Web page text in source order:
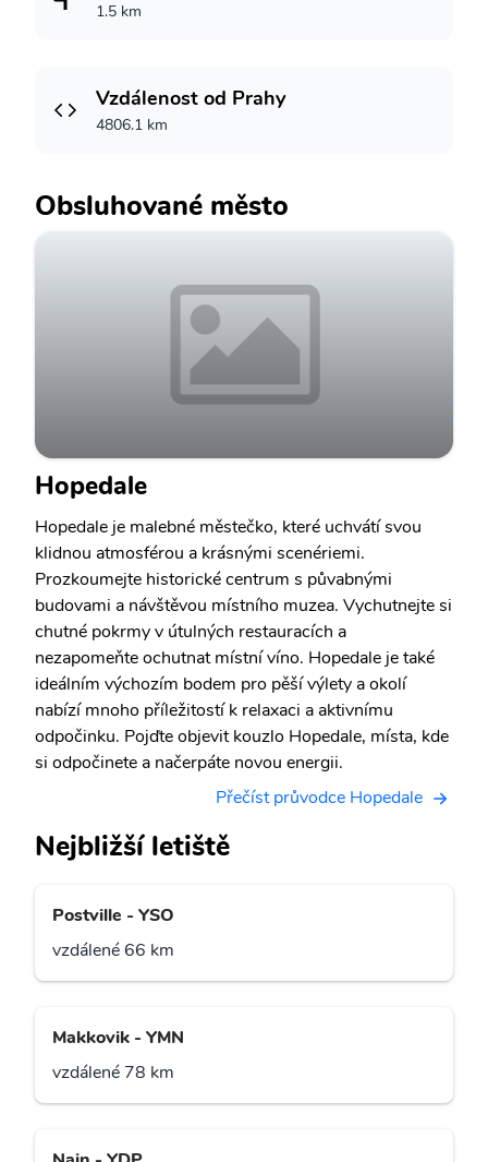
1.5 km
Vzdálenost od Prahy
4806.1 km
Obsluhované město
Hopedale
Hopedale je malebné městečko, které uchvátí svou
klidnou atmosférou a krásnými scenériemi.
Prozkoumejte historické centrum s půvabnými
budovami a návštěvou místního muzea. Vychutnejte si
chutné pokrmy v útulných restauracích a
nezapomeňte ochutnat místní víno. Hopedale je také
ideálním výchozím bodem pro pěší výlety a okolí
nabízí mnoho příležitostí k relaxaci a aktivnímu
odpočinku. Pojďte objevit kouzlo Hopedale, místa, kde
si odpočinete a načerpáte novou energii.
Přečíst průvodce Hopedale
Nejbližší letiště
Postville - YSO
vzdálené 66 km
Makkovik - YMN
vzdálené 78 km